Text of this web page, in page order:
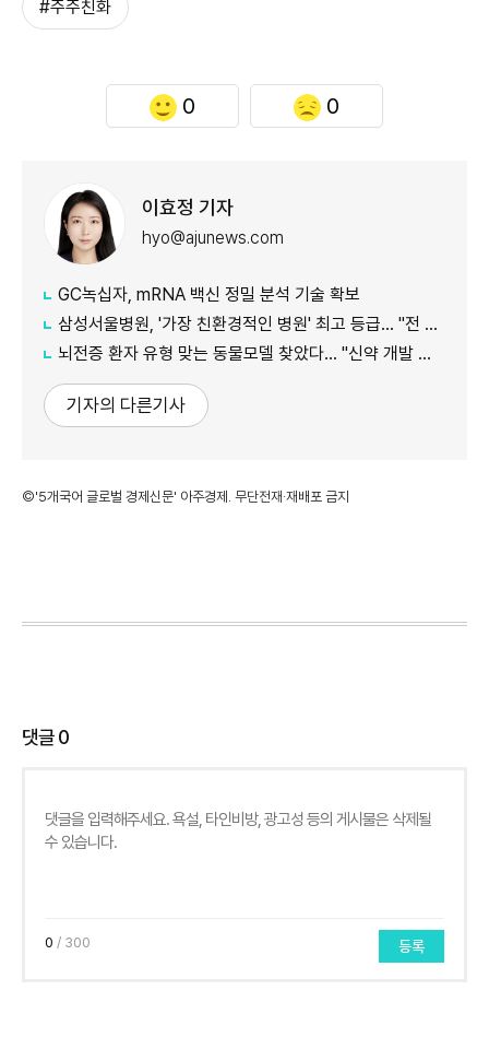
#주주친화
0 0
이효정 기자
hyo@ajunews.com
GC녹십자, mRNA 백신 정밀 분석 기술 확보
삼성서울병원, '가장 친환경적인 병원' 최고 등급… "전 세계 상위 0.6%"
뇌전증 환자 유형 맞는 동물모델 찾았다… "신약 개발 정확도 향상 기대"
기자의 다른기사
©'5개국어 글로벌 경제신문' 아주경제. 무단전재·재배포 금지
댓글0
0 / 300 등록